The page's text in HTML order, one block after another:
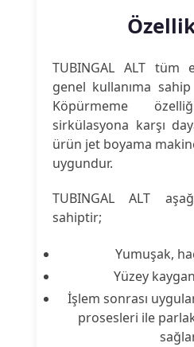
TUBINGAL ALT tüm
genel kullanıma sahip
Köpürmeme
sirkülasyona karşı
ürün jet boyama
uygundur.
TUBINGAL ALT
sahiptir;
Yumuşak,
Yüzey
İşlem sonrası
prosesleri ile